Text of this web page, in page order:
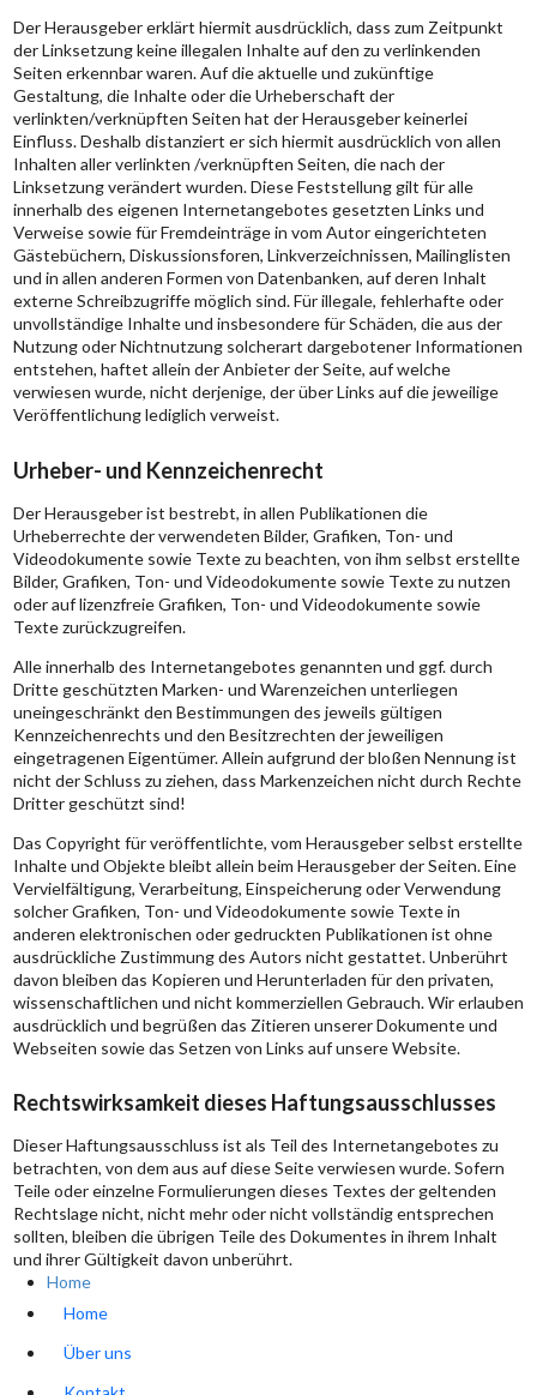
Der Herausgeber erklärt hiermit ausdrücklich, dass zum Zeitpunkt
der Linksetzung keine illegalen Inhalte auf den zu verlinkenden
Seiten erkennbar waren. Auf die aktuelle und zukünftige
Gestaltung, die Inhalte oder die Urheberschaft der
verlinkten/verknüpften Seiten hat der Herausgeber keinerlei
Einfluss. Deshalb distanziert er sich hiermit ausdrücklich von allen
Inhalten aller verlinkten /verknüpften Seiten, die nach der
Linksetzung verändert wurden. Diese Feststellung gilt für alle
innerhalb des eigenen Internetangebotes gesetzten Links und
Verweise sowie für Fremdeinträge in vom Autor eingerichteten
Gästebüchern, Diskussionsforen, Linkverzeichnissen, Mailinglisten
und in allen anderen Formen von Datenbanken, auf deren Inhalt
externe Schreibzugriffe möglich sind. Für illegale, fehlerhafte oder
unvollständige Inhalte und insbesondere für Schäden, die aus der
Nutzung oder Nichtnutzung solcherart dargebotener Informationen
entstehen, haftet allein der Anbieter der Seite, auf welche
verwiesen wurde, nicht derjenige, der über Links auf die jeweilige
Veröffentlichung lediglich verweist.
Urheber- und Kennzeichenrecht
Der Herausgeber ist bestrebt, in allen Publikationen die
Urheberrechte der verwendeten Bilder, Grafiken, Ton- und
Videodokumente sowie Texte zu beachten, von ihm selbst erstellte
Bilder, Grafiken, Ton- und Videodokumente sowie Texte zu nutzen
oder auf lizenzfreie Grafiken, Ton- und Videodokumente sowie
Texte zurückzugreifen.
Alle innerhalb des Internetangebotes genannten und ggf. durch
Dritte geschützten Marken- und Warenzeichen unterliegen
uneingeschränkt den Bestimmungen des jeweils gültigen
Kennzeichenrechts und den Besitzrechten der jeweiligen
eingetragenen Eigentümer. Allein aufgrund der bloßen Nennung ist
nicht der Schluss zu ziehen, dass Markenzeichen nicht durch Rechte
Dritter geschützt sind!
Das Copyright für veröffentlichte, vom Herausgeber selbst erstellte
Inhalte und Objekte bleibt allein beim Herausgeber der Seiten. Eine
Vervielfältigung, Verarbeitung, Einspeicherung oder Verwendung
solcher Grafiken, Ton- und Videodokumente sowie Texte in
anderen elektronischen oder gedruckten Publikationen ist ohne
ausdrückliche Zustimmung des Autors nicht gestattet. Unberührt
davon bleiben das Kopieren und Herunterladen für den privaten,
wissenschaftlichen und nicht kommerziellen Gebrauch. Wir erlauben
ausdrücklich und begrüßen das Zitieren unserer Dokumente und
Webseiten sowie das Setzen von Links auf unsere Website.
Rechtswirksamkeit dieses Haftungsausschlusses
Dieser Haftungsausschluss ist als Teil des Internetangebotes zu
betrachten, von dem aus auf diese Seite verwiesen wurde. Sofern
Teile oder einzelne Formulierungen dieses Textes der geltenden
Rechtslage nicht, nicht mehr oder nicht vollständig entsprechen
sollten, bleiben die übrigen Teile des Dokumentes in ihrem Inhalt
und ihrer Gültigkeit davon unberührt.
Home
Home
Über uns